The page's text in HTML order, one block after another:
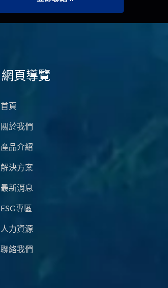
網頁導覽
首頁
關於我們
產品介紹
解決方案
最新消息
ESG專區
人力資源
聯絡我們